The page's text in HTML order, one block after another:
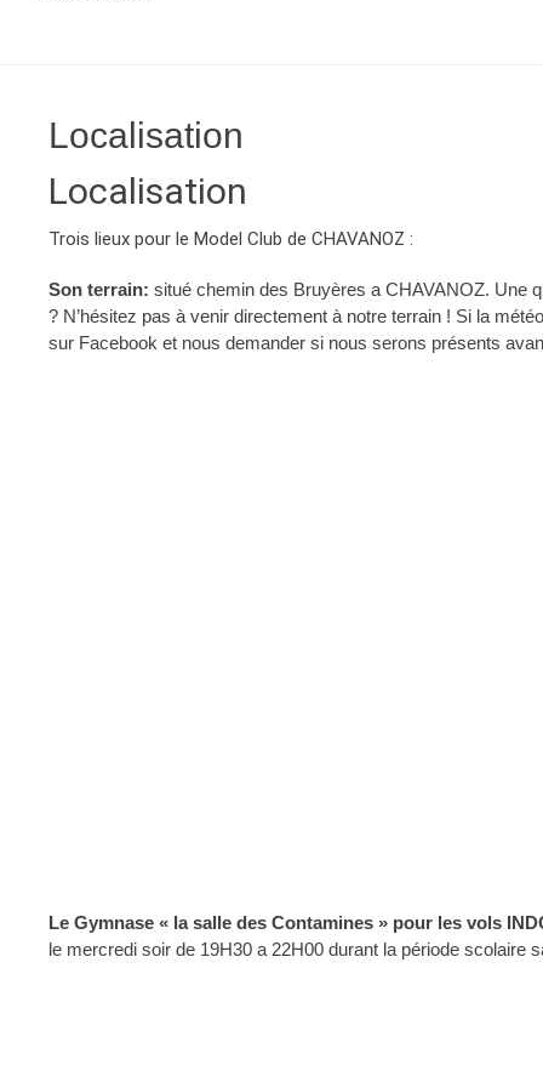
Localisation
Localisation
Trois lieux pour le Model Club de CHAVANOZ :
Son terrain: situé chemin des Bruyères a CHAVANOZ. Une
? N’hésitez pas à venir directement à notre terrain ! Si la
sur Facebook et nous demander si nous serons présents
Le Gymnase « la salle des Contamines » pour les vols
le mercredi soir de 19H30 a 22H00 durant la période scolaire